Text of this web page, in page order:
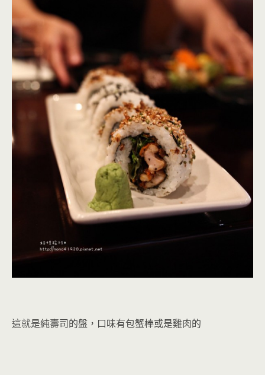
這就是純壽司的盤，口味有包蟹棒或是雞肉的